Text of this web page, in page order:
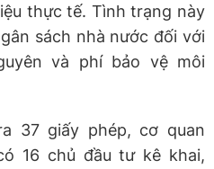
thực tế. Tình trạng này
sách nhà nước đối với
và phí bảo vệ môi
37 giấy phép, cơ quan
16 chủ đầu tư kê khai,